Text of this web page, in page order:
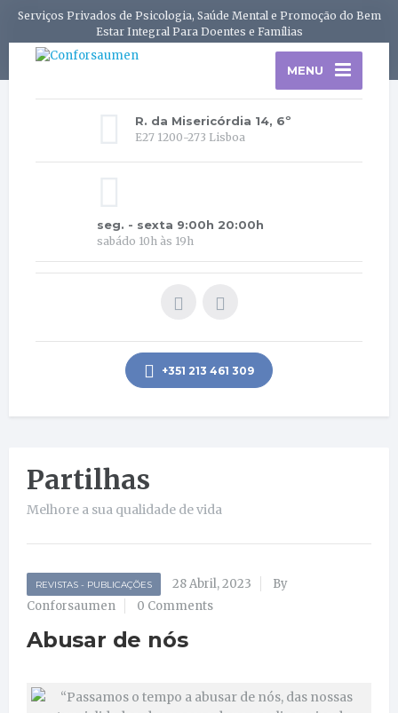
Serviços Privados de Psicologia, Saúde Mental e Promoção do Bem
Estar Integral Para Doentes e Famílias
MENU
R. da Misericórdia 14, 6º
E27 1200-273 Lisboa
seg. - sexta 9:00h 20:00h
sabádo 10h às 19h
+351 213 461 309
Partilhas
Melhore a sua qualidade de vida
REVISTAS - PUBLICAÇÕES 28 Abril, 2023
By
Conforsaumen
0 Comments
Abusar de nós